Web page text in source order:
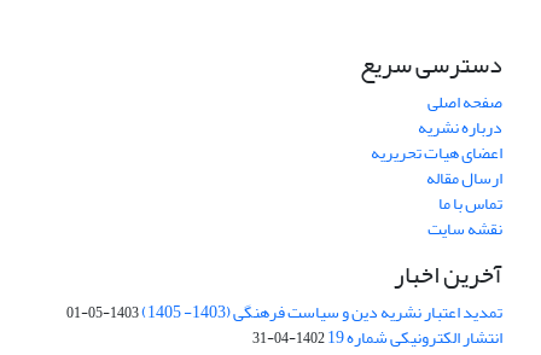
دسترسی سریع
صفحه اصلی
درباره نشریه
اعضای هیات تحریریه
ارسال مقاله
تماس با ما
نقشه سایت
آخرین اخبار
تمدید اعتبار نشریه دین و سیاست فرهنگی (1403- 1405) 1403-05-01
انتشار الکترونیکی شماره 19 1402-04-31